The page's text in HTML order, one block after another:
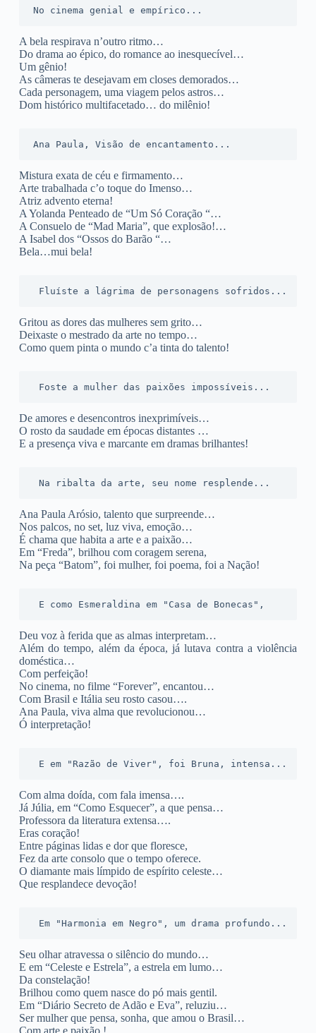
No cinema genial e empírico...
A bela respirava n’outro ritmo…
Do drama ao épico, do romance ao inesquecível…
Um gênio!
As câmeras te desejavam em closes demorados…
Cada personagem, uma viagem pelos astros…
Dom histórico multifacetado… do milênio!
Ana Paula, Visão de encantamento...
Mistura exata de céu e firmamento…
Arte trabalhada c’o toque do Imenso…
Atriz advento eterna!
A Yolanda Penteado de “Um Só Coração “…
A Consuelo de “Mad Maria”, que explosão!…
A Isabel dos “Ossos do Barão “…
Bela…mui bela!
Fluíste a lágrima de personagens sofridos...
Gritou as dores das mulheres sem grito…
Deixaste o mestrado da arte no tempo…
Como quem pinta o mundo c’a tinta do talento!
Foste a mulher das paixões impossíveis...
De amores e desencontros inexprimíveis…
O rosto da saudade em épocas distantes …
E a presença viva e marcante em dramas brilhantes!
Na ribalta da arte, seu nome resplende...
Ana Paula Arósio, talento que surpreende…
Nos palcos, no set, luz viva, emoção…
É chama que habita a arte e a paixão…
Em “Freda”, brilhou com coragem serena,
Na peça “Batom”, foi mulher, foi poema, foi a Nação!
E como Esmeraldina em "Casa de Bonecas",
Deu voz à ferida que as almas interpretam…
Além do tempo, além da época, já lutava contra a violência
doméstica…
Com perfeição!
No cinema, no filme “Forever”, encantou…
Com Brasil e Itália seu rosto casou….
Ana Paula, viva alma que revolucionou…
Ó interpretação!
E em "Razão de Viver", foi Bruna, intensa...
Com alma doída, com fala imensa….
Já Júlia, em “Como Esquecer”, a que pensa…
Professora da literatura extensa….
Eras coração!
Entre páginas lidas e dor que floresce,
Fez da arte consolo que o tempo oferece.
O diamante mais límpido de espírito celeste…
Que resplandece devoção!
Em "Harmonia em Negro", um drama profundo...
Seu olhar atravessa o silêncio do mundo…
E em “Celeste e Estrela”, a estrela em lumo…
Da constelação!
Brilhou como quem nasce do pó mais gentil.
Em “Diário Secreto de Adão e Eva”, reluziu…
Ser mulher que pensa, sonha, que amou o Brasil…
Com arte e paixão !